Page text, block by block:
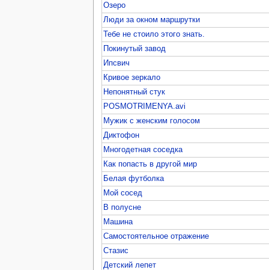
Озеро
Люди за окном маршрутки
Тебе не стоило этого знать.
Покинутый завод
Ипсвич
Кривое зеркало
Непонятный стук
POSMOTRIMENYA.avi
Мужик с женским голосом
Диктофон
Многодетная соседка
Как попасть в другой мир
Белая футболка
Мой сосед
В полусне
Машина
Самостоятельное отражение
Стазис
Детский лепет